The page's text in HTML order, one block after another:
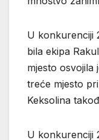
U konkurenciji
bila ekipa
mjesto osvojila
treće mjesto
Keksolina
U konkurenciji